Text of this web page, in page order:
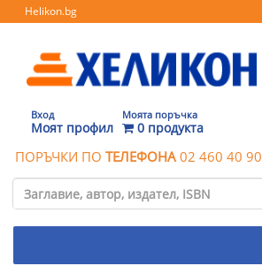
Helikon.bg
Вход
Моят профил
Моята поръчка
0 продукта
ПОРЪЧКИ ПО ТЕЛЕФОНА 02 460 40 90